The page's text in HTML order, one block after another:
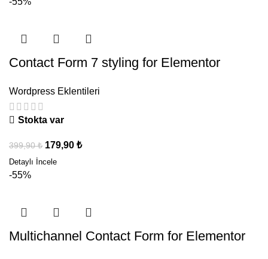
Contact Form 7 styling for Elementor
Wordpress Eklentileri
Stokta var
399,90₺ 179,90 ₺
-55%
Multichannel Contact Form for Elementor